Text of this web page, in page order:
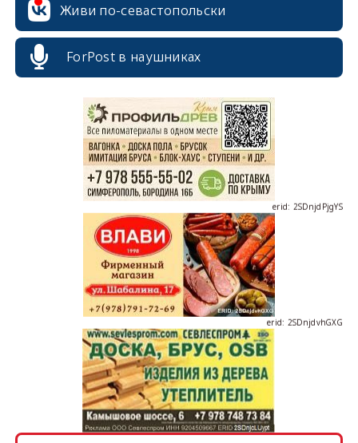
Живи по-севастопольски
ForPost в наушниках
erid: 2SDnjcrDNw6
erid: 2SDnjdvhGXG